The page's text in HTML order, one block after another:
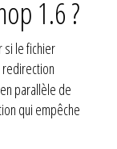
1.6 ?
si le fichier
parallèle de
qui empêche